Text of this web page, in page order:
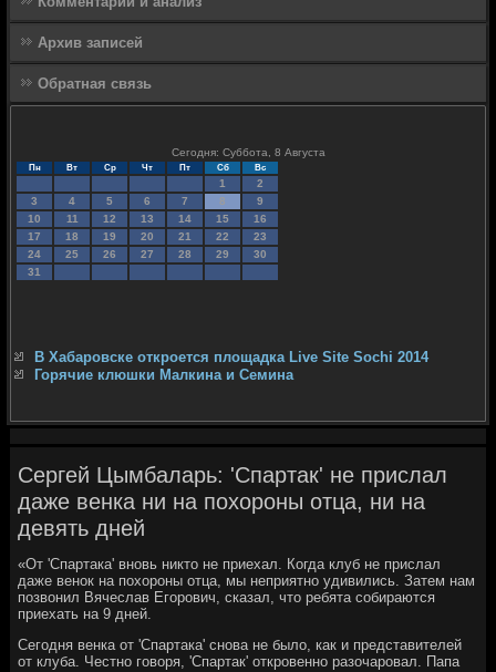
Архив записей
Обратная связь
Сегодня: Суббота, 8 Августа
Пн Вт Ср Чт Пт Сб Вс
1
2
3
4 5 6 7 8
9
10
11 12 13 14 15
16
17
18 19 20 21 22
23
24
25 26 27 28 29
30
31
В Хабаровске откроется площадка Live Site Sochi 2014
Горячие клюшки Малкина и Семина
Сергей Цымбаларь: 'Спартак' не прислал
даже венка ни на похороны отца, ни на
девять дней
«От 'Спартака' вновь никто не приехал. Когда клуб не прислал
даже венок на похороны отца, мы неприятно удивились. Затем нам
позвонил Вячеслав Егорович, сказал, что ребята собираются
приехать на 9 дней.
Сегодня венка от 'Спартака' снова не было, как и представителей
от клуба. Честно говоря, 'Спартак' откровенно разочаровал. Папа